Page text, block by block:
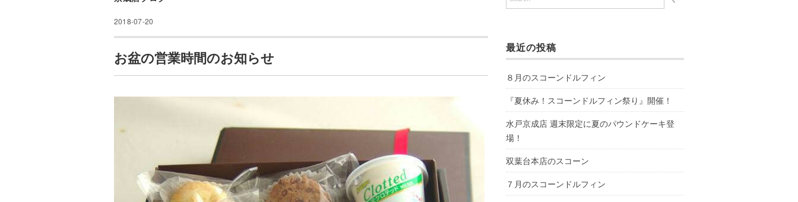
2018-07-20
お盆の営業時間のお知らせ
最近の投稿
８月のスコーンドルフィン
『夏休み！スコーンドルフィン祭り』開催！
水戸京成店 週末限定に夏のパウンドケーキ登
場！
双葉台本店のスコーン
７月のスコーンドルフィン